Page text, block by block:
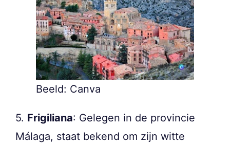
Beeld: Canva
5. Frigiliana: Gelegen in de provincie
Málaga, staat bekend om zijn witte